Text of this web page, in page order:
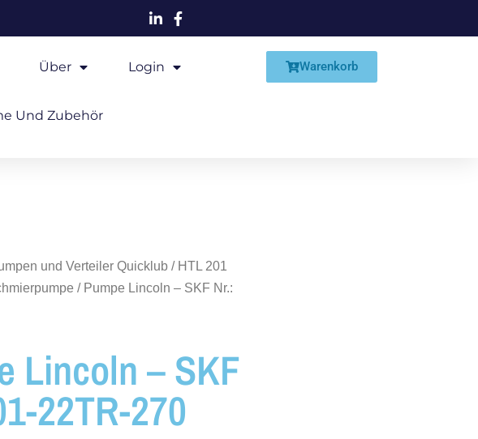
Über Login
Und Zubehör
Shop
Warenkorb
und Verteiler Quicklub / HTL 201
/ Pumpe Lincoln – SKF Nr.:
Lincoln – SKF
22TR-270